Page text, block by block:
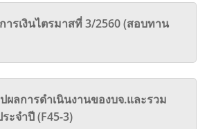
ารเงินไตรมาสที่ 3/2560 (สอบทาน
ผลการดำเนินงานของบจ.และรวม
ะจำปี (F45-3)